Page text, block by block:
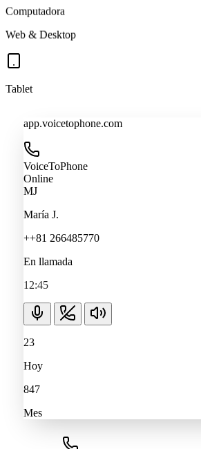
app.voicetophone.com
VoiceToPhone
Online
MJ
María J.
++81 266485770
En llamada
12:45
23
Hoy
847
Mes